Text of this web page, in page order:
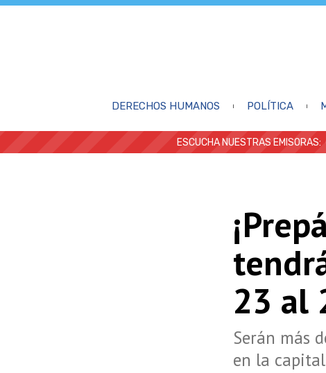
DERECHOS HUMANOS POLÍTICA
ESCUCHA NUESTRAS EMISORAS:
23 al
Serán más
en la